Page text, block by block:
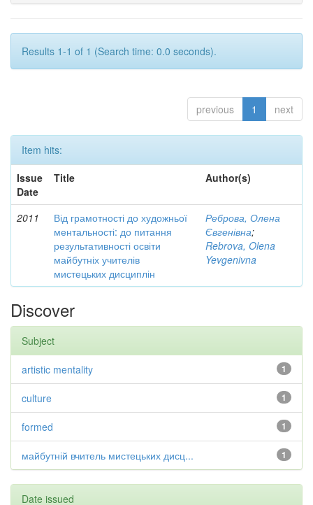
Results 1-1 of 1 (Search time: 0.0 seconds).
previous 1 next
Item hits:
Issue
Date
Title Author(s)
2011
Від грамотності до художньої
ментальності: до питання
результативності освіти
майбутніх учителів
мистецьких дисциплін
Реброва, Олена
Євгенівна;
Rebrova, Olena
Yevgenivna
Discover
Subject
1
artistic mentality
1
culture
1
formed
1
майбутній вчитель мистецьких дисц...
Date issued